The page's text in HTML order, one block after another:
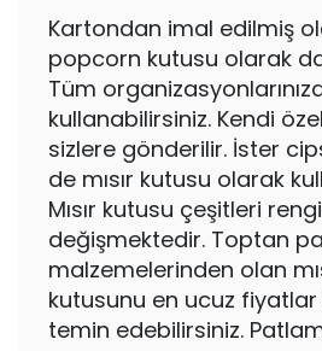
Kartondan imal edilmiş
popcorn kutusu olarak
Tüm
kullanabilirsiniz. Kendi
sizlere gönderilir. İster
de mısır kutusu olarak
Mısır kutusu çeşitleri
değişmektedir. Toptan
malzemelerinden olan
kutusunu en ucuz
temin edebilirsiniz.